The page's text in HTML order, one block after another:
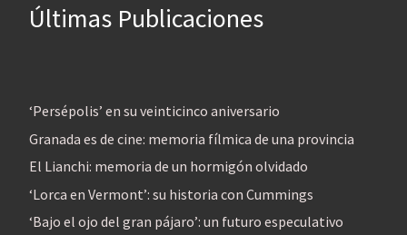
Últimas Publicaciones
‘Persépolis’ en su veinticinco aniversario
Granada es de cine: memoria fílmica de una provincia
El Lianchi: memoria de un hormigón olvidado
‘Lorca en Vermont’: su historia con Cummings
‘Bajo el ojo del gran pájaro’: un futuro especulativo